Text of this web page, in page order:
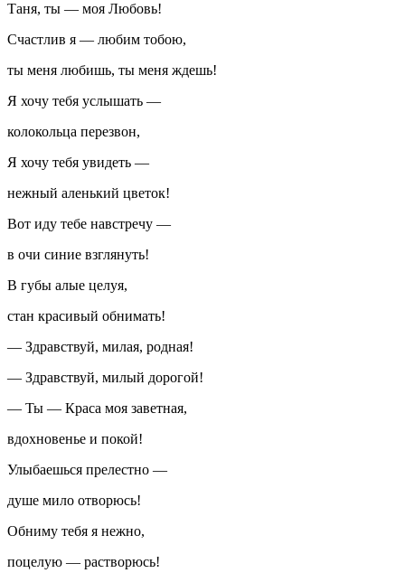
Таня, ты — моя Любовь!
Счастлив я — любим тобою,
ты меня любишь, ты меня ждешь!
Я хочу тебя услышать —
колокольца перезвон,
Я хочу тебя увидеть —
нежный аленький цветок!
Вот иду тебе навстречу —
в очи синие взглянуть!
В губы алые целуя,
стан красивый обнимать!
— Здравствуй, милая, родная!
— Здравствуй, милый дорогой!
— Ты — Краса моя заветная,
вдохновенье и покой!
Улыбаешься прелестно —
душе мило отворюсь!
Обниму тебя я нежно,
поцелую — растворюсь!